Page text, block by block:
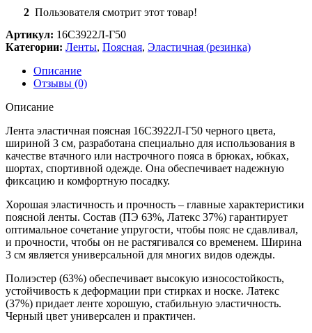
2 Пользователя смотрит этот товар!
Артикул: 16С3922Л-Г50
Категории: Ленты, Поясная, Эластичная (резинка)
Описание
Отзывы (0)
Описание
Лента эластичная поясная 16С3922Л-Г50 черного цвета,
шириной 3 см, разработана специально для использования в
качестве втачного или настрочного пояса в брюках, юбках,
шортах, спортивной одежде. Она обеспечивает надежную
фиксацию и комфортную посадку.
Хорошая эластичность и прочность – главные характеристики
поясной ленты. Состав (ПЭ 63%, Латекс 37%) гарантирует
оптимальное сочетание упругости, чтобы пояс не сдавливал,
и прочности, чтобы он не растягивался со временем. Ширина
3 см является универсальной для многих видов одежды.
Полиэстер (63%) обеспечивает высокую износостойкость,
устойчивость к деформации при стирках и носке. Латекс
(37%) придает ленте хорошую, стабильную эластичность.
Черный цвет универсален и практичен.